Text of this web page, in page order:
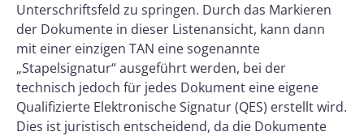
Unterschriftsfeld zu springen. Durch das Markieren
der Dokumente in dieser Listenansicht, kann dann
mit einer einzigen TAN eine sogenannte
„Stapelsignatur“ ausgeführt werden, bei der
technisch jedoch für jedes Dokument eine eigene
Qualifizierte Elektronische Signatur (QES) erstellt wird.
Dies ist juristisch entscheidend, da die Dokumente